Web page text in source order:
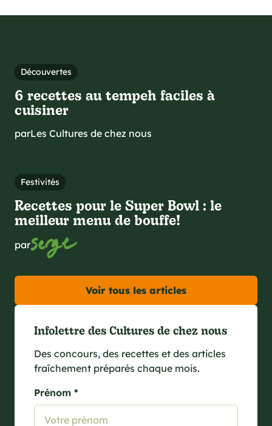
Découvertes
6 recettes au tempeh faciles à
cuisiner
parLes Cultures de chez nous
Festivités
Recettes pour le Super Bowl : le
meilleur menu de bouffe!
par
Voir tous les articles
Infolettre des Cultures de chez nous
Des concours, des recettes et des articles
fraîchement préparés chaque mois.
Prénom *